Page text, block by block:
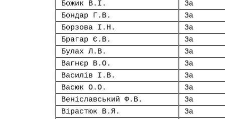
Божик В.І.
За
Бондар Г.В.
За
Борзова І.Н.
За
Брагар Є.В.
За
Булах Л.В.
За
Вагнєр В.О.
За
Василів І.В.
За
Васюк О.О.
За
Веніславський Ф.В.
За
Вірастюк В.Я.
За